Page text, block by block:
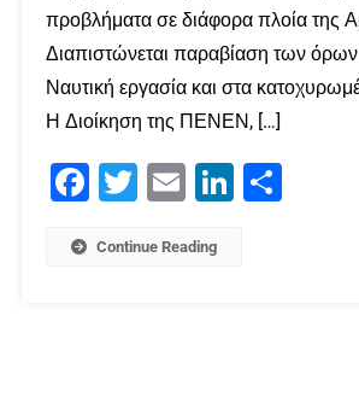
προβλήματα σε διάφορα πλοία της
Διαπιστώνεται παραβίαση των
Ναυτική εργασία και στα
Η Διοίκηση της ΠΕΝΕΝ, […]
Facebook
Twitter Email LinkedIn
Continue Reading